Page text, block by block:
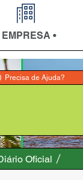
EMPRESA •
Precisa de Ajuda?
Oficial